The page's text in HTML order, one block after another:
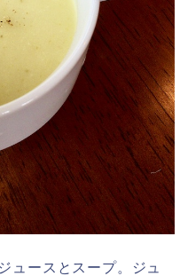
ュースとスープ。ジュ